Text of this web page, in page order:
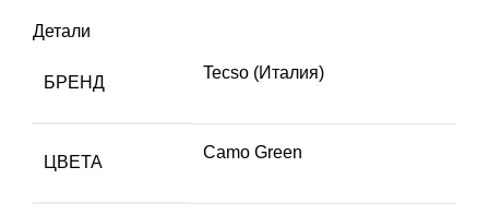
Детали
БРЕНД
Tecso (Италия)
ЦВЕТА
Camo Green